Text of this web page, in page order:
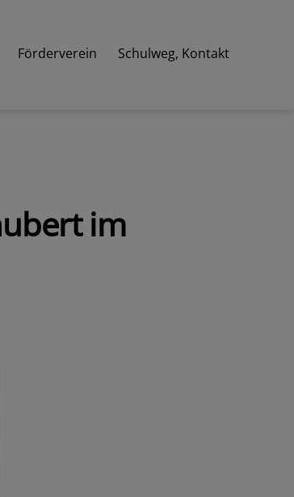
Förderverein Schulweg, Kontakt
im